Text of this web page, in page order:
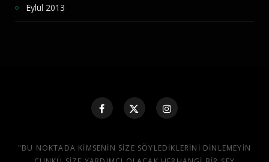
Eylül 2013
"BU NOKTADA KIMSENIN SIZE SÖYLEDIKLERINI DINLEMEYIN